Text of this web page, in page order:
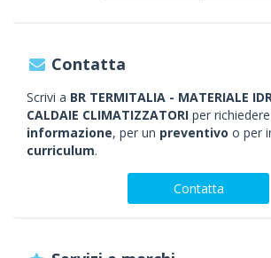
Contatta
Scrivi a BR TERMITALIA - MATERIALE
CALDAIE CLIMATIZZATORI per
informazione, per un preventivo o per
curriculum.
Contatta